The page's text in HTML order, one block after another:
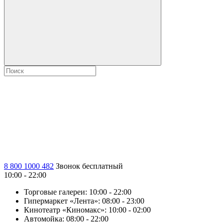
8 800 1000 482 Звонок бесплатный
10:00 - 22:00
Торговые галереи: 10:00 - 22:00
Гипермаркет «Лента»: 08:00 - 23:00
Кинотеатр «Киномакс»: 10:00 - 02:00
Автомойка: 08:00 - 22:00